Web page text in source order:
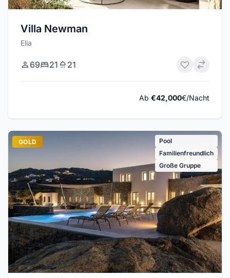
Villa Newman
Elia
69 21 21
Ab €42,000€/Nacht
GOLD
Pool
Familienfreundlich
Große Gruppe